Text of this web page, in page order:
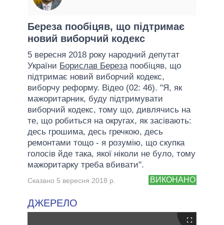
ОГЛЯДИ
ДАЙДЖЕСТИ
ПРЕЗИДЕНТ І ОФІС
ВЕРХОВНА РАДА
КАБІНЕТ МІНІСТРІВ
ГОЛОВИ ОБЛАДМІНІСТРАЦІЙ
МЕРИ МІСТ
ВСІ ПЕРСОНИ
ПІДТРИМАТИ
ПОРІВНЯННЯ ПОЛІТИКІВ
Береза пообіцяв, що підтримає
новий виборчий кодекс
5 вересня 2018 року народний депутат
України Борислав Береза пообіцяв, що
підтримає новий виборчий кодекс,
виборчу реформу. Відео (02: 46). "Я, як
мажоритарник, буду підтримувати
виборчий кодекс, тому що, дивлячись на
те, що робиться на округах, як засівають:
десь грошима, десь гречкою, десь
ремонтами тощо - я розумію, що скупка
голосів йде така, якої ніколи не було, тому
мажоритарку треба вбивати".
ВИКОНАНО
Сказано 5 вересня 2018 р.
ДЖЕРЕЛО